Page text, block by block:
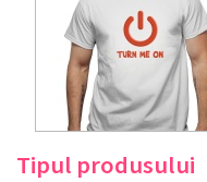
Tipul produsului